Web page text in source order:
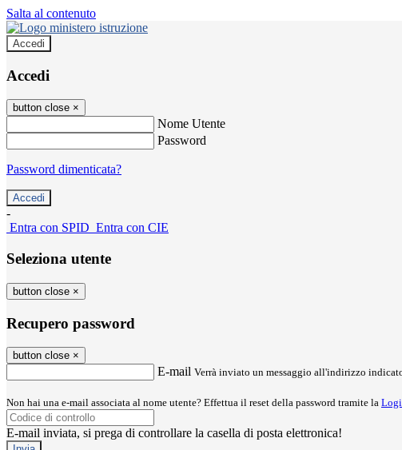
Salta al contenuto
Accedi
Accedi
button close ×
Nome Utente
Password
Password dimenticata?
-
Entra con SPID Entra con CIE
Seleziona utente
button close ×
Recupero password
button close ×
E-mail Verrà inviato un messaggio all'indirizzo
Non hai una e-mail associata al nome utente? Effettua il reset della password tramite la
E-mail inviata, si prega di controllare la casella di posta elettronica!